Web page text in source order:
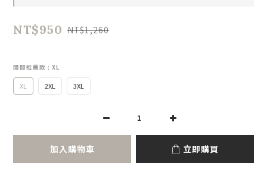
NT$950 NT$1,260
闆闆推薦款 : XL
XL 2XL 3XL
加入購物車 立即購買